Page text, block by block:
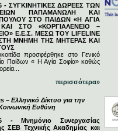
- ΣΥΓΚΙΝΗΤΙΚΕΣ ΔΩΡΕΕΣ ΤΩΝ
ΠΑΠΑΜΑΝΩΛΗ ΚΑΙ
ΣΤΟ ΠΑΙΔΩΝ «Η ΑΓΙΑ
ΣΤΟ «ΚΟΡΓΙΑΛΕΝΕΙΟ –
Ε.Ε.Σ. ΜΕΣΩ ΤΟΥ LIFELINE
ΣΤΗ ΜΝΗΜΗ ΤΗΣ ΜΗΤΕΡΑΣ ΚΑΙ
προσφέρθηκε στο Γενικό
Παίδων « Η Αγία Σοφία» καθώς
περισσότερα»
– Ελληνικό Δίκτυο για την
Ευθύνη
- Μνημόνιο Συνεργασίας
ΣΕΒ Τεχνικής Ακαδημίας και